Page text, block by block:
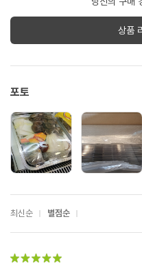
상품
포토
최신순 별점순